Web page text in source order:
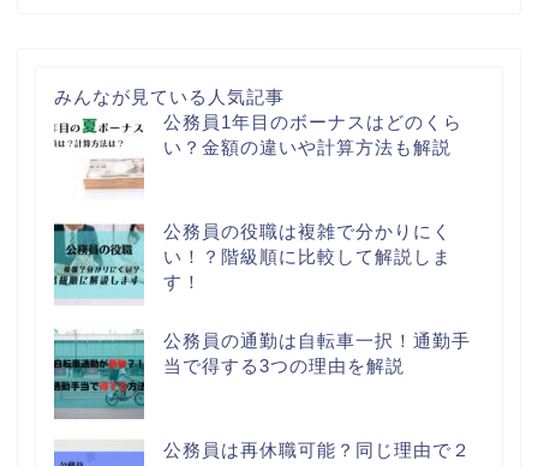
みんなが見ている人気記事
公務員1年目のボーナスはどのくら
い？金額の違いや計算方法も解説
公務員の役職は複雑で分かりにく
い！？階級順に比較して解説しま
す！
公務員の通勤は自転車一択！通勤手
当で得する3つの理由を解説
公務員は再休職可能？同じ理由で２